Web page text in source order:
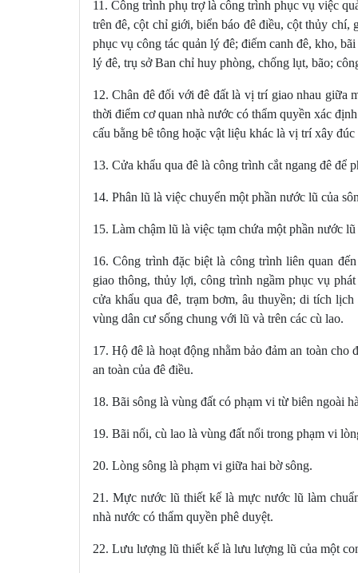
Điều 42. Trách nhiệm quản lý nhà nước
Điều 43. Trách nhiệm của Ủy ban nhân
Chương VII​​​​​​​:THANH TRA, KHEN THƯỞNG
Điều 44. Thanh tra đê điều
Điều 45. Khen thưởng
Điều 46. Xử lý vi phạm pháp luật về đê
Chương VIII​​​​​​​:ĐIỀU KHOẢN THI HÀNH
Điều 47. Hiệu lực thi hành
11. Công trình phụ trợ là công trình phục vụ việc
trên đê, cột chỉ giới, biển báo đê điều, cột thủy chí,
phục vụ công tác quản lý đê; điếm canh đê, kho,
lý đê, trụ sởBan chỉ huy phòng, chống lụt, bão;
12. Chân đê đối với đê đất là vị trí giao nhau giữa
thời điểm cơ quan nhà nước có thẩm quyền xác
cấu bằng bê tông hoặc vật liệu khác là vị trí xây
13. Cửa khẩu qua đê là công trình cắt ngang đê để
14. Phân lũ là việc chuyển một phần nước lũ của
15. Làm chậm lũ là việc tạm chứa một phần nước
16. Công trình đặc biệt là công trình liên quan
giao thông, thủy lợi, công trình ngầm phục vụ
cửa khẩu qua đê, trạm bơm, âu thuyền; di tích
vùng dân cư sống chung với lũ và trên các cù lao.
17. Hộ đê là hoạt động nhằm bảo đảm an toàn
an toàn của đê điều.
18. Bãi sông là vùng đất có phạm vi từ biên ngoài
19. Bãi nổi, cù lao là vùng đất nổi trong phạm vi
20. Lòng sông là phạm vi giữa hai bờ sông.
21. Mực nước lũ thiết kế là mực nước lũ làm
nhà nước có thẩm quyền phê duyệt.
22. Lưu lượng lũ thiết kế là lưu lượng lũ của một